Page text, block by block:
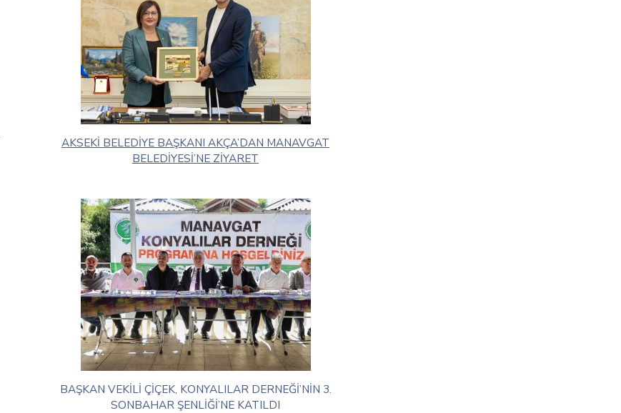
AKSEKİ BELEDİYE BAŞKANI AKÇA’DAN MANAVGAT
BELEDİYESİ’NE ZİYARET
BAŞKAN VEKİLİ ÇİÇEK, KONYALILAR DERNEĞİ’NİN 3.
SONBAHAR ŞENLİĞİ’NE KATILDI